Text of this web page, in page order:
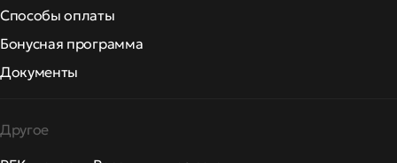
Способы оплаты
Бонусная программа
Документы
Другое